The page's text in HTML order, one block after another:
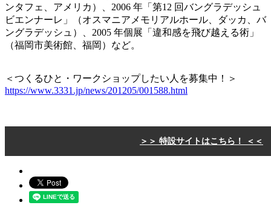
ンタフェ、アメリカ）、2006 年「第12 回バングラデッシュ
ビエンナーレ」（オスマニアメモリアルホール、ダッカ、バ
ングラデッシュ）、2005 年個展「違和感を飛び越える術」
（福岡市美術館、福岡）など。
＜つくるひと・ワークショップしたい人を募集中！＞
https://www.3331.jp/news/201205/001588.html
＞＞ 特設サイトはこちら！ ＜＜